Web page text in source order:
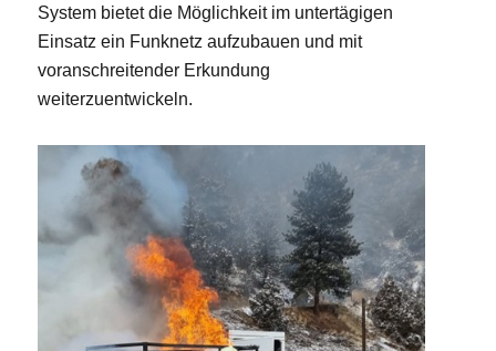
System bietet die Möglichkeit im untertägigen
Einsatz ein Funknetz aufzubauen und mit
voranschreitender Erkundung
weiterzuentwickeln.